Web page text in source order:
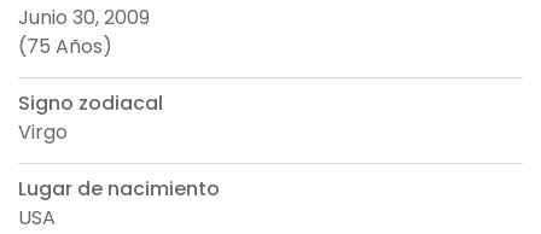
Junio 30, 2009
(75 Años)
Signo zodiacal
Virgo
Lugar de nacimiento
USA